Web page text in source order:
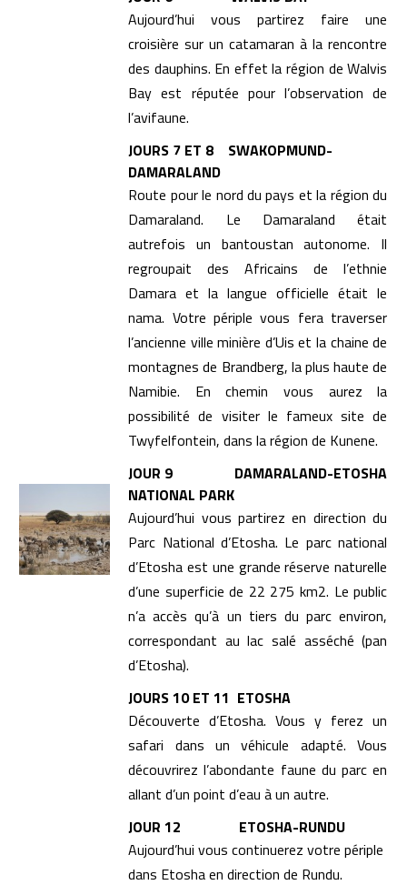
Aujourd’hui vous partirez faire une
croisière sur un catamaran à la rencontre
des dauphins. En effet la région de Walvis
Bay est réputée pour l’observation de
l’avifaune.
JOURS 7 ET 8 SWAKOPMUND-
DAMARALAND
Route pour le nord du pays et la région du
Damaraland. Le Damaraland était
autrefois un bantoustan autonome. Il
regroupait des Africains de l’ethnie
Damara et la langue officielle était le
nama. Votre périple vous fera traverser
l’ancienne ville minière d’Uis et la chaine de
montagnes de Brandberg, la plus haute de
Namibie. En chemin vous aurez la
possibilité de visiter le fameux site de
Twyfelfontein, dans la région de Kunene.
JOUR 9 DAMARALAND-ETOSHA
NATIONAL PARK
Aujourd’hui vous partirez en direction du
Parc National d’Etosha. Le parc national
d’Etosha est une grande réserve naturelle
d’une superficie de 22 275 km2. Le public
n’a accès qu’à un tiers du parc environ,
correspondant au lac salé asséché (pan
d’Etosha).
JOURS 10 ET 11 ETOSHA
Découverte d’Etosha. Vous y ferez un
safari dans un véhicule adapté. Vous
découvrirez l’abondante faune du parc en
allant d’un point d’eau à un autre.
JOUR 12 ETOSHA-RUNDU
Aujourd’hui vous continuerez votre périple
dans Etosha en direction de Rundu.